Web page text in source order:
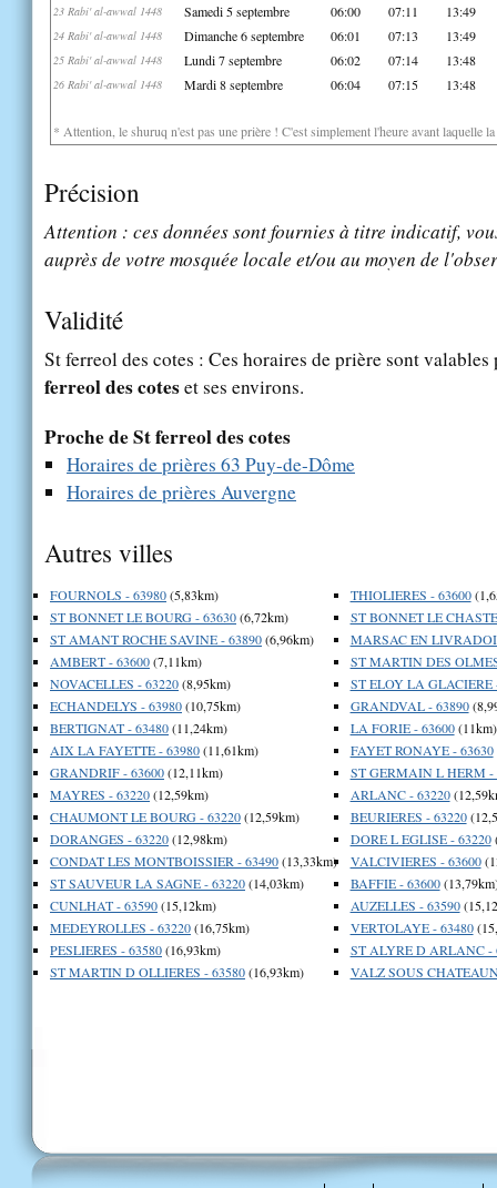
23 Rabi' al-awwal 1448 Samedi 5 septembre 06:00 07:11 13:49
24 Rabi' al-awwal 1448 Dimanche 6 septembre 06:01 07:13 13:49
25 Rabi' al-awwal 1448 Lundi 7 septembre 06:02 07:14 13:48
26 Rabi' al-awwal 1448 Mardi 8 septembre 06:04 07:15 13:48
* Attention, le shuruq n'est pas une prière ! C'est simplement l'heure avant laquelle
Précision
Attention : ces données sont fournies à titre indicatif,
auprès de votre mosquée locale et/ou au moyen de
Validité
St ferreol des cotes : Ces horaires de prière sont
ferreol des coteset ses environs.
Proche de St ferreol des cotes
Horaires de prières 63 Puy-de-Dôme
Horaires de prières Auvergne
Autres villes
FOURNOLS - 63980(5,83km)
ST BONNET LE BOURG - 63630(6,72km)
ST AMANT ROCHE SAVINE - 63890(6,96km)
AMBERT - 63600(7,11km)
NOVACELLES - 63220(8,95km)
ECHANDELYS - 63980(10,75km)
BERTIGNAT - 63480(11,24km)
AIX LA FAYETTE - 63980(11,61km)
GRANDRIF - 63600(12,11km)
MAYRES - 63220(12,59km)
CHAUMONT LE BOURG - 63220(12,59km)
DORANGES - 63220(12,98km)
CONDAT LES MONTBOISSIER - 63490(13,33km)
ST SAUVEUR LA SAGNE - 63220(14,03km)
CUNLHAT - 63590(15,12km)
MEDEYROLLES - 63220(16,75km)
PESLIERES - 63580(16,93km)
ST MARTIN D OLLIERES - 63580(16,93km)
THIOLIERES - 63600
ST BONNET LE
MARSAC EN
ST MARTIN DES
ST ELOY LA GLACIERE
GRANDVAL - 63890
LA FORIE - 63600(11km)
FAYET RONAYE - 63630
ST GERMAIN L HERM -
ARLANC - 63220
BEURIERES - 63220
DORE L EGLISE - 63220
VALCIVIERES - 63600
BAFFIE - 63600
AUZELLES - 63590
VERTOLAYE - 63480
ST ALYRE D ARLANC -
VALZ SOUS